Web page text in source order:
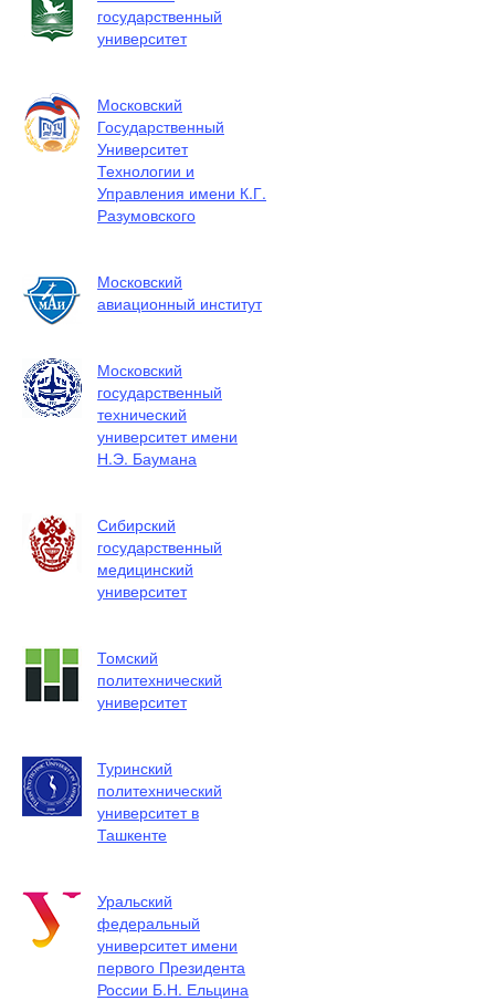
государственный
университет
Московский
Государственный
Университет
Технологии и
Управления имени К.Г.
Разумовского
Московский
авиационный институт
Московский
государственный
технический
университет имени
Н.Э. Баумана
Сибирский
государственный
медицинский
университет
Томский
политехнический
университет
Туринский
политехнический
университет в
Ташкенте
Уральский
федеральный
университет имени
первого Президента
России Б.Н. Ельцина